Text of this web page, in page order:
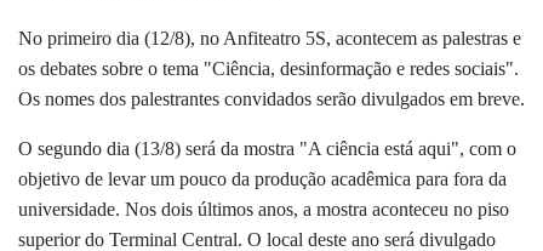
No primeiro dia (12/8), no Anfiteatro 5S, acontecem as palestras e
os debates sobre o tema "Ciência, desinformação e redes sociais".
Os nomes dos palestrantes convidados serão divulgados em breve.
O segundo dia (13/8) será da mostra "A ciência está aqui", com o
objetivo de levar um pouco da produção acadêmica para fora da
universidade. Nos dois últimos anos, a mostra aconteceu no piso
superior do Terminal Central. O local deste ano será divulgado